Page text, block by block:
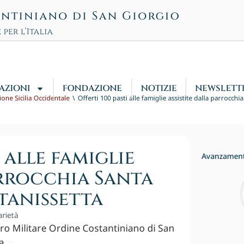
di San Giorgio
per l’Italia
FONDAZIONE NOTIZIE
Sicilia Occidentale Offerti 100 pasti alle famiglie assistite dalla
alle famiglie
Santa
Militare Ordine Costantiniano di San